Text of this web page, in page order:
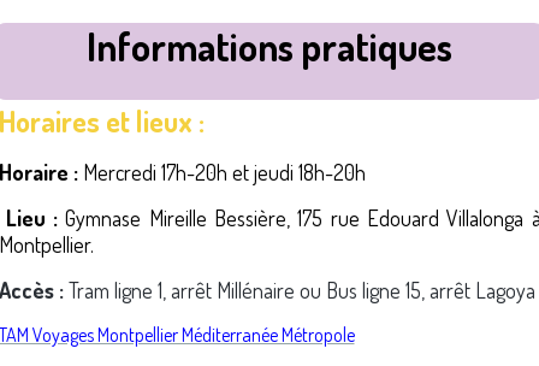
Informations pratiques
et lieux :
:Mercredi 17h-20h et jeudi 18h-20h
Lieu :Gymnase Mireille Bessière, 175 rue Edouard Villalonga
:Tram ligne 1, arrêt Millénaire ou Bus ligne 15, arrêt Lagoya
Voyages Montpellier Méditerranée Métropole